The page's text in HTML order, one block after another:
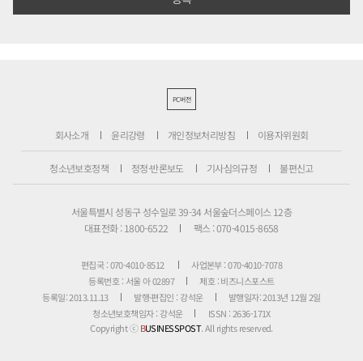
PC버전
회사소개 윤리강령 개인정보처리방침 이용자위원회
청소년보호정책 정정·반론보도 기사심의규정 불편신고
서울특별시 성동구 성수일로 39-34 서울숲더스페이스 12층
대표전화 : 1800-6522
팩스 : 070-4015-8658
편집국 : 070-4010-8512
사업본부 : 070-4010-7078
등록번호 : 서울 아 02897
제호 : 비즈니스포스트
등록일: 2013.11.13
발행·편집인 : 강석운
발행일자: 2013년 12월 2일
청소년보호책임자 : 강석운
ISSN : 2636-171X
Copyright ⓒBUSINESSPOST. All rights reserved.